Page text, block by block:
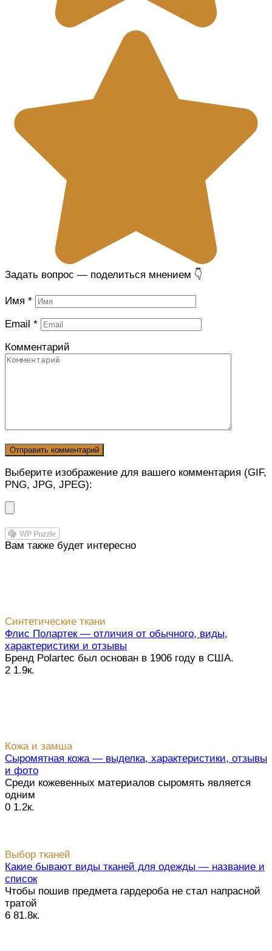
Задать вопрос — поделиться мнением 👇
Имя *
Email *
Комментарий
Выберите изображение для вашего комментария (GIF,
PNG, JPG, JPEG):
Вам также будет интересно
Синтетические ткани
Флис Полартек — отличия от обычного, виды,
характеристики и отзывы
Бренд Polartec был основан в 1906 году в США.
2 1.9к.
Кожа и замша
Сыромятная кожа — выделка, характеристики, отзывы
и фото
Среди кожевенных материалов сыромять является
одним
0 1.2к.
Выбор тканей
Какие бывают виды тканей для одежды — название и
список
Чтобы пошив предмета гардероба не стал напрасной
тратой
6 81.8к.